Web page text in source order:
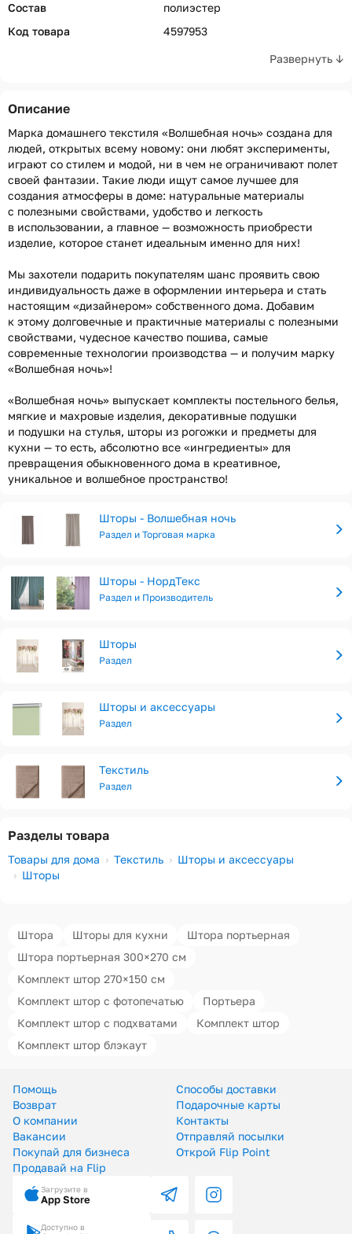
Развернуть ↓
Состав
полиэстер
Код товара
4597953
Описание
Марка домашнего текстиля «Волшебная ночь» создана для
людей, открытых всему новому: они любят эксперименты,
играют со стилем и модой, ни в чем не ограничивают полет
своей фантазии. Такие люди ищут самое лучшее для
создания атмосферы в доме: натуральные материалы
с полезными свойствами, удобство и легкость
в использовании, а главное — возможность приобрести
изделие, которое станет идеальным именно для них!
Мы захотели подарить покупателям шанс проявить свою
индивидуальность даже в оформлении интерьера и стать
настоящим «дизайнером» собственного дома. Добавим
к этому долговечные и практичные материалы с полезными
свойствами, чудесное качество пошива, самые
современные технологии производства — и получим марку
«Волшебная ночь»!
«Волшебная ночь» выпускает комплекты постельного белья,
мягкие и махровые изделия, декоративные подушки
и подушки на стулья, шторы из рогожки и предметы для
кухни — то есть, абсолютно все «ингредиенты» для
превращения обыкновенного дома в креативное,
уникальное и волшебное пространство!
Шторы - Волшебная ночь
Раздел и Торговая марка
Шторы - НордТекс
Раздел и Производитель
Шторы
Раздел
Шторы и аксессуары
Раздел
Текстиль
Раздел
Разделы товара
Товары для дома Текстиль
Шторы и аксессуары
Шторы
Штора Шторы для кухни
Штора портьерная
Штора портьерная 300×270 см
Комплект штор 270×150 см
Комплект штор с фотопечатью
Портьера
Комплект штор с подхватами
Комплект штор
Комплект штор блэкаут
Помощь
Способы доставки
Возврат
Подарочные карты
О компании
Контакты
Вакансии
Отправляй посылки
Покупай для бизнеса
Открой Flip Point
Продавай на Flip
Загрузите в
App Store
Доступно в